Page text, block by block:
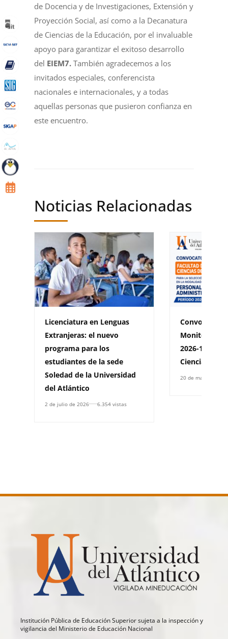
de Docencia y de Investigaciones, Extensión y
Proyección Social, así como a la Decanatura
de Ciencias de la Educación, por el invaluable
apoyo para garantizar el exitoso desarrollo
del EIEM7. También agradecemos a los
invitados especiales, conferencista
nacionales e internacionales, y a todas
aquellas personas que pusieron confianza en
este encuentro.
Noticias Relacionadas
Licenciatura en Lenguas
Extranjeras: el nuevo
programa para los
estudiantes de la sede
Soledad de la Universidad
del Atlántico
2 de julio de 2026 6.354 vistas
Monitores
2026-1 –
Ciencias de
20 de mayo de
Institución Pública de Educación Superior sujeta a la inspección y
vigilancia del Ministerio de Educación Nacional